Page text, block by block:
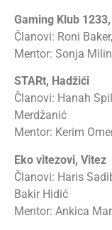
Gaming Klub
Članovi: Roni
Mentor: Sonja
STARt, Hadžići
Članovi: Hanah
Merdžanić
Mentor: Kerim
Eko vitezovi, Vitez
Članovi: Haris
Bakir Hidić
Mentor: Ankica